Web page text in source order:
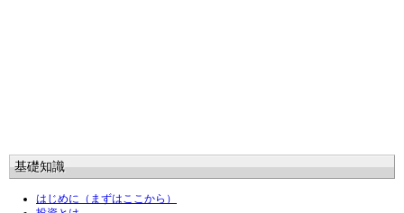
基礎知識
はじめに（まずはここから）